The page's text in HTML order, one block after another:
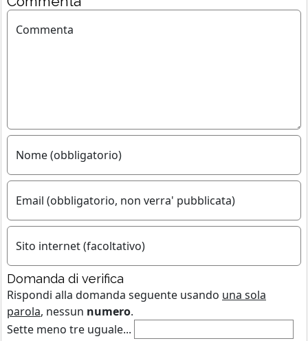
Commenta
Nome (obbligatorio)
Email (obbligatorio, non verra' pubblicata)
Sito internet (facoltativo)
Domanda di verifica
Rispondi alla domanda seguente usando una sola
parola, nessun numero.
Sette meno tre uguale...